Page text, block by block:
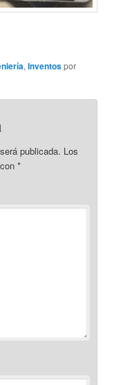
,Inventospor
publicada. Los
con*